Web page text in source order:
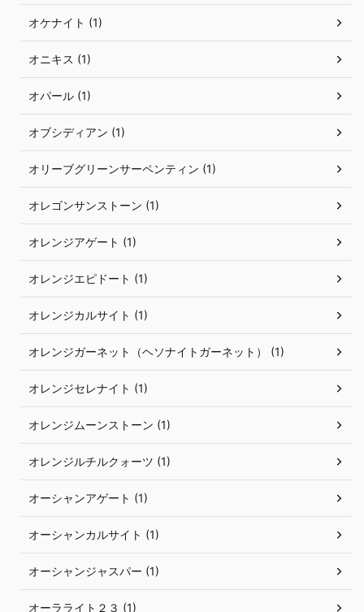
オケナイト (1)
オニキス (1)
オパール (1)
オブシディアン (1)
オリーブグリーンサーペンティン (1)
オレゴンサンストーン (1)
オレンジアゲート (1)
オレンジエピドート (1)
オレンジカルサイト (1)
オレンジガーネット（ヘソナイトガーネット） (1)
オレンジセレナイト (1)
オレンジムーンストーン (1)
オレンジルチルクォーツ (1)
オーシャンアゲート (1)
オーシャンカルサイト (1)
オーシャンジャスパー (1)
オーラライト２３ (1)